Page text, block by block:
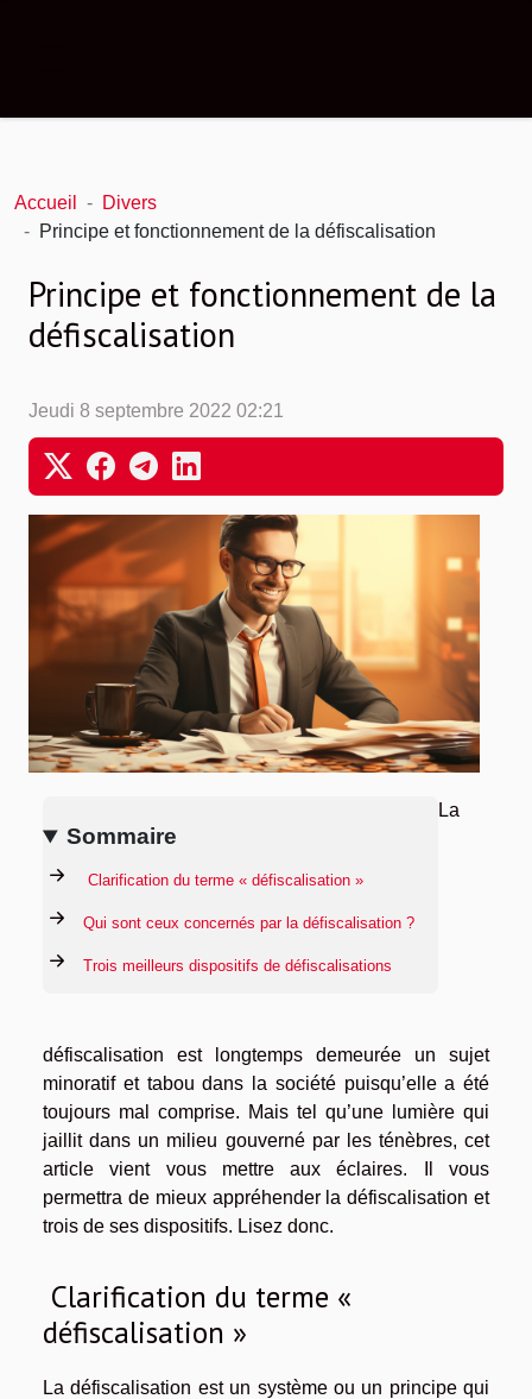
Accueil
Divers
Principe et fonctionnement de la défiscalisation
Principe et fonctionnement de la
défiscalisation
Jeudi 8 septembre 2022 02:21
Sommaire
Clarification du terme « défiscalisation »
Qui sont ceux concernés par la défiscalisation ?
Trois meilleurs dispositifs de défiscalisations
La
défiscalisation est longtemps demeurée un sujet
minoratif et tabou dans la société puisqu’elle a été
toujours mal comprise. Mais tel qu’une lumière qui
jaillit dans un milieu gouverné par les ténèbres, cet
article vient vous mettre aux éclaires. Il vous
permettra de mieux appréhender la défiscalisation et
trois de ses dispositifs. Lisez donc.
Clarification du terme «
défiscalisation »
La défiscalisation est un système ou un principe qui